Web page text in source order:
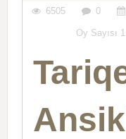
6505 0
Oy Sayısı 1